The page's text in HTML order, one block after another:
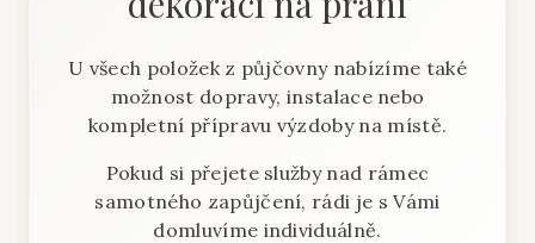
U všech položek z půjčovny nabízíme také
možnost dopravy, instalace nebo
kompletní přípravu výzdoby na místě.
Pokud si přejete služby nad rámec
samotného zapůjčení, rádi je s Vámi
domluvíme individuálně.